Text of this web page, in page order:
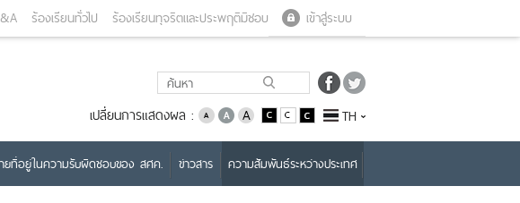
เข้าสู่ระบบ
ร้องเรียนทั่วไป ร้องเรียนทุจริตและประพฤติมิชอบ
เปลี่ยนการแสดงผล : TH
ยที่อยู่ในความรับผิดชอบของ สศค. ข่าวสาร ความสัมพันธ์ระหว่างประเทศ